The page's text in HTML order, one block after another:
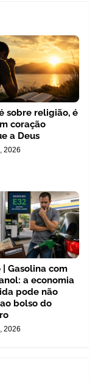
sobre religião, é
coração
a Deus
2026
| Gasolina com
a economia
pode não
bolso do
2026